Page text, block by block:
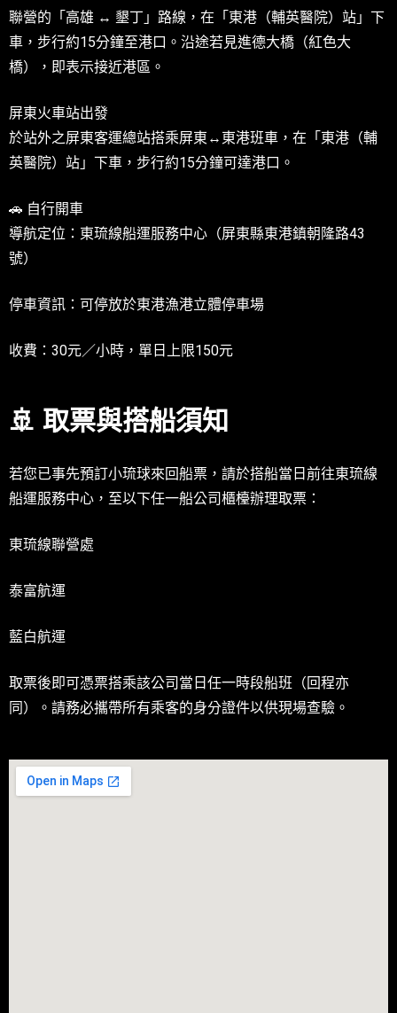
聯營的「高雄 ↔ 墾丁」路線，在「東港（輔英醫院）站」下
車，步行約15分鐘至港口。沿途若見進德大橋（紅色大
橋），即表示接近港區。
屏東火車站出發
於站外之屏東客運總站搭乘屏東↔東港班車，在「東港（輔
英醫院）站」下車，步行約15分鐘可達港口。
🚗 自行開車
導航定位：東琉線船運服務中心（屏東縣東港鎮朝隆路43
號）
停車資訊：可停放於東港漁港立體停車場
收費：30元／小時，單日上限150元
🚢 取票與搭船須知
若您已事先預訂小琉球來回船票，請於搭船當日前往東琉線
船運服務中心，至以下任一船公司櫃檯辦理取票：
東琉線聯營處
泰富航運
藍白航運
取票後即可憑票搭乘該公司當日任一時段船班（回程亦
同）。請務必攜帶所有乘客的身分證件以供現場查驗。